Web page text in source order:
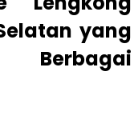
yang